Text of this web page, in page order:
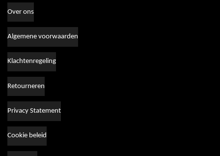
Over ons
Algemene voorwaarden
Klachtenregeling
Retourneren
Privacy Statement
Cookie beleid